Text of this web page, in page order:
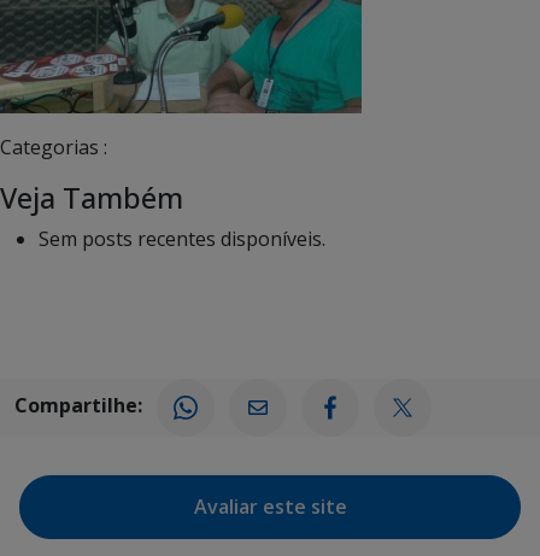
Categorias :
Veja Também
Sem posts recentes disponíveis.
Compartilhe:
Avaliar este site